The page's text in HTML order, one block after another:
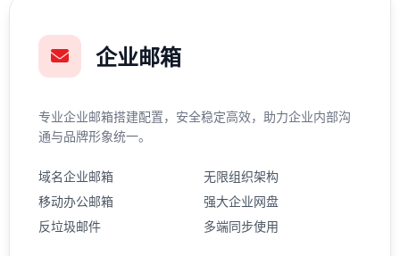
企业邮箱
专业企业邮箱搭建配置，安全稳定高效，助力企业内部沟
通与品牌形象统一。
域名企业邮箱
无限组织架构
移动办公邮箱
强大企业网盘
反垃圾邮件
多端同步使用